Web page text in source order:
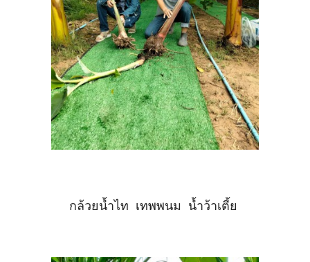
กล้วยน้ำไท เทพพนม น้ำว้าเตี้ย